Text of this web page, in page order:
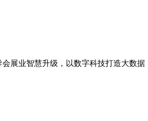
展业智慧升级，以数字科技打造大数